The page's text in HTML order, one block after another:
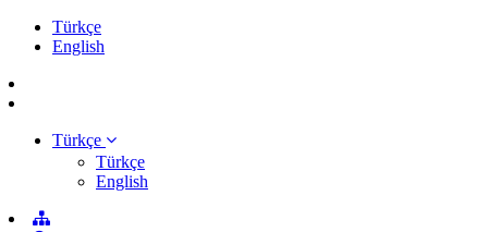
Türkçe
English
Türkçe
Türkçe
English